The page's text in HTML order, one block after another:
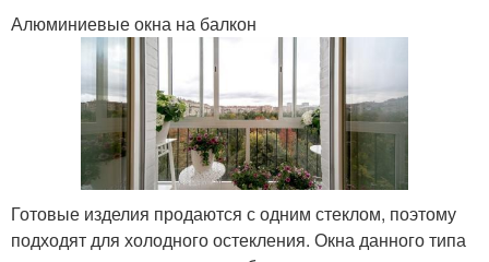
Алюминиевые окна на балкон
Готовые изделия продаются с одним стеклом, поэтому
подходят для холодного остекления. Окна данного типа